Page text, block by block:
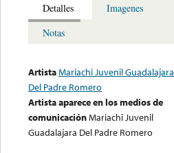
Detalles
Imagenes
Notas
ArtistaMariachi Juvenil Guadalajara
Del Padre Romero
Artista aparece en los medios de
comunicaciónMariachi Juvenil
Guadalajara Del Padre Romero